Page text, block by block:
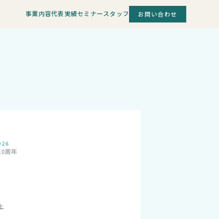
事業内容代表 実績セミナースタッフ お問い合わせ
周年